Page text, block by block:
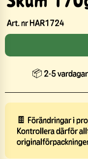
Art. nrHAR1724
📦 2-5
🍫 Förändringar i
Kontrollera därför